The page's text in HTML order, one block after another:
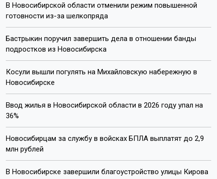
В Новосибирской области отменили режим повышенной
готовности из-за шелкопряда
Бастрыкин поручил завершить дела в отношении банды
подростков из Новосибирска
Косули вышли погулять на Михайловскую набережную в
Новосибирске
Ввод жилья в Новосибирской области в 2026 году упал на
36%
Новосибирцам за службу в войсках БПЛА выплатят до 2,9
млн рублей
В Новосибирске завершили благоустройство улицы Кирова